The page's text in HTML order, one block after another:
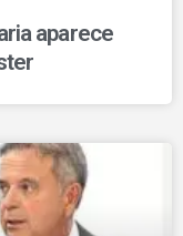
aparece